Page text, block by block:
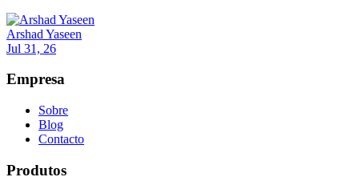
Arshad Yaseen
Jul 31, 26
Empresa
Sobre
Blog
Contacto
Produtos